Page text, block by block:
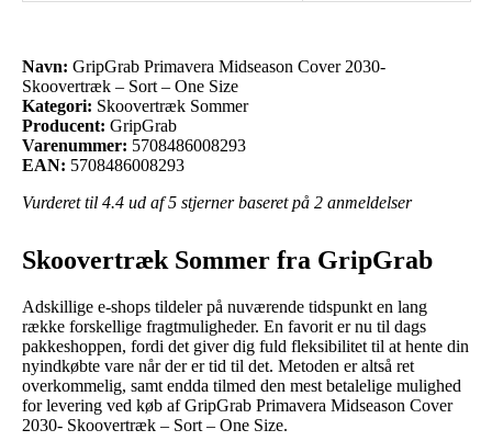
Navn: GripGrab Primavera Midseason Cover 2030-
Skoovertræk – Sort – One Size
Kategori: Skoovertræk Sommer
Producent: GripGrab
Varenummer: 5708486008293
EAN: 5708486008293
Vurderet til 4.4 ud af 5 stjerner baseret på 2 anmeldelser
Skoovertræk Sommer fra GripGrab
Adskillige e-shops tildeler på nuværende tidspunkt en lang
række forskellige fragtmuligheder. En favorit er nu til dags
pakkeshoppen, fordi det giver dig fuld fleksibilitet til at hente din
nyindkøbte vare når der er tid til det. Metoden er altså ret
overkommelig, samt endda tilmed den mest betalelige mulighed
for levering ved køb af GripGrab Primavera Midseason Cover
2030- Skoovertræk – Sort – One Size.